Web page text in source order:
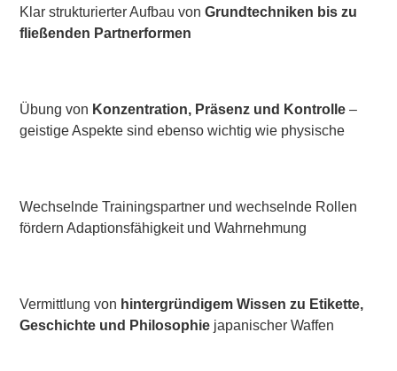
Klar strukturierter Aufbau vonGrundtechniken bis zu
fließenden Partnerformen
Übung von Konzentration, Präsenz und Kontrolle –
geistige Aspekte sind ebenso wichtig wie physische
Wechselnde Trainingspartner und wechselnde Rollen
fördern Adaptionsfähigkeit und Wahrnehmung
Vermittlung von hintergründigem Wissen zu Etikette,
Geschichte und Philosophie japanischer Waffen